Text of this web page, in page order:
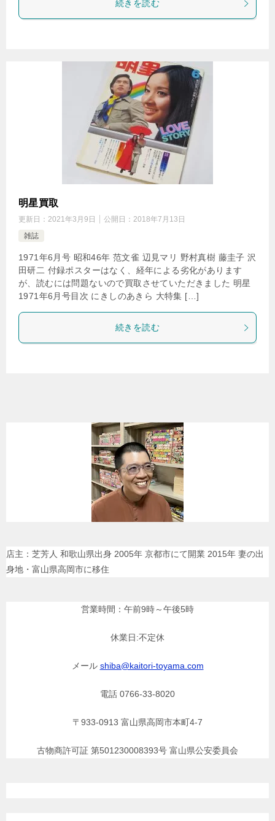
続きを読む
明星買取
更新日： 2021年3月9日 公開日： 2018年7月13日
雑誌
1971年6月号 昭和46年 范文雀 辺見マリ 野村真樹 藤圭子 沢
田研二 付録ポスターはなく、経年による劣化があります
が、読むには問題ないので買取させていただきました 明星
1971年6月号目次 にきしのあきら 大特集 […]
続きを読む
店主：芝芳人 和歌山県出身 2005年 京都市にて開業 2015年 妻の出
身地・富山県高岡市に移住
営業時間：午前9時～午後5時
休業日:不定休
メール shiba@kaitori-toyama.com
電話 0766-33-8020
〒933-0913 富山県高岡市本町4-7
古物商許可証 第501230008393号 富山県公安委員会